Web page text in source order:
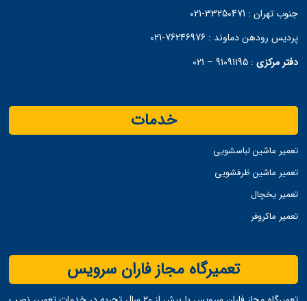
جنوب تهران : 33250471-021
پردیس رودهن دماوند :76246976-021
دفتر مرکزی :
91091195 – 021
خدمات
تعمیر ماشین لباسشویی
تعمیر ماشین ظرفشویی
تعمیر یخچال
تعمیر ماکروفر
تعمیرگاه مجاز فاران سرویس